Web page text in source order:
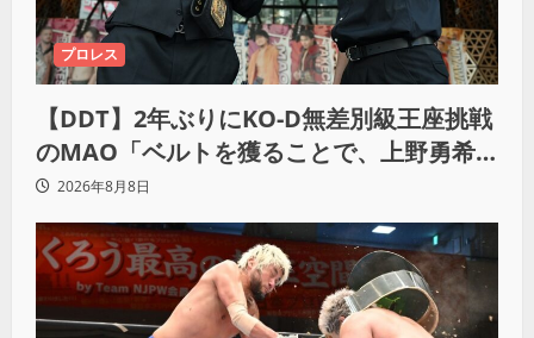
プロレス
【DDT】2年ぶりにKO-D無差別級王座挑戦
のMAO「ベルトを獲ることで、上野勇希
とMAOで一時代あったんだよって残した
い」
2026年8月8日